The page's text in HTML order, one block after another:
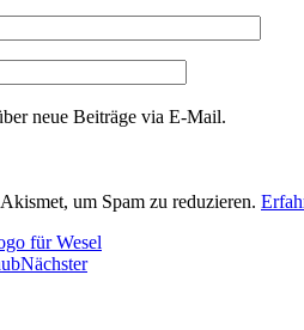
neue Beiträge via E-Mail.
um Spam zu reduzieren.
für Wesel
Nächster